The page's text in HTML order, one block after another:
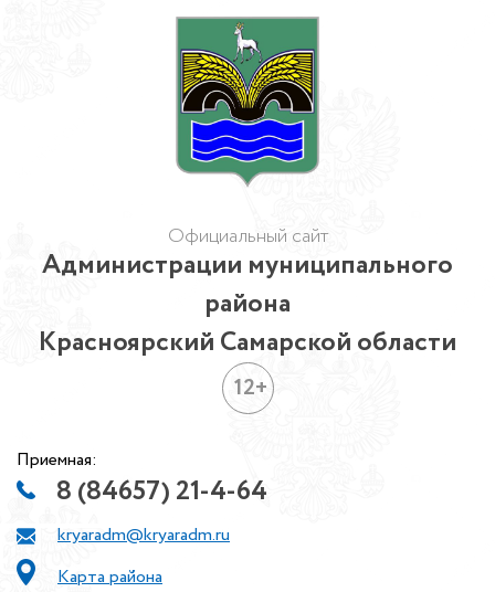
Официальный сайт
Администрации муниципального
района
Красноярский Самарской области
12+
Приемная:
8 (84657) 21-4-64
kryaradm@kryaradm.ru
Карта района